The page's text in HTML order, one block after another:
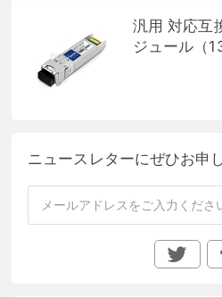
汎用 対応互
ジュール（
ニュースレターにぜひお申